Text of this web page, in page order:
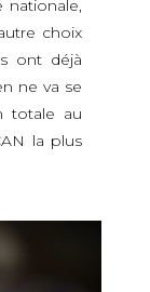
nationale,
choix
ont déjà
ne va se
totale au
la plus